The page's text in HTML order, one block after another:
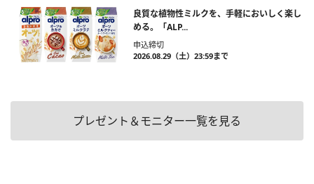
良質な植物性ミルクを、手軽においしく楽し
める。「ALP...
申込締切
2026.08.29（土）23:59まで
プレゼント＆モニター一覧を見る